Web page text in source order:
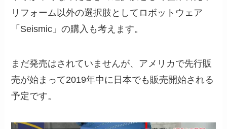
リフォーム以外の選択肢としてロボットウェア
「Seismic」の購入も考えます。
まだ発売はされていませんが、アメリカで先行販
売が始まって2019年中に日本でも販売開始される
予定です。